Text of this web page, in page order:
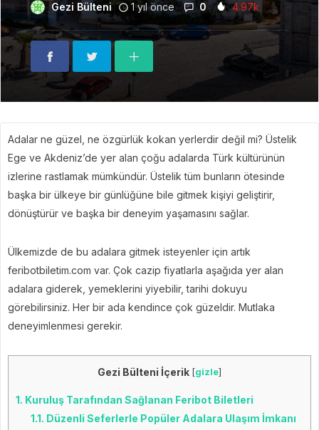
Gezi Bülteni 1 yıl önce 0 4.97k
Adalar ne güzel, ne özgürlük kokan yerlerdir değil mi? Üstelik
Ege ve Akdeniz’de yer alan çoğu adalarda Türk kültürünün
izlerine rastlamak mümkündür. Üstelik tüm bunların ötesinde
başka bir ülkeye bir günlüğüne bile gitmek kişiyi geliştirir,
dönüştürür ve başka bir deneyim yaşamasını sağlar.
Ülkemizde de bu adalara gitmek isteyenler için artık
feribotbiletim.com var. Çok cazip fiyatlarla aşağıda yer alan
adalara giderek, yemeklerini yiyebilir, tarihi dokuyu
görebilirsiniz. Her bir ada kendince çok güzeldir. Mutlaka
deneyimlenmesi gerekir.
Gezi Bülteni İçerik [gizle]
1. Kuruluş Tarafından Sağlanan Feribot Biletleri
1.1. Düzenli Seferlerle Popüler Adalara Ulaşım İmkanı